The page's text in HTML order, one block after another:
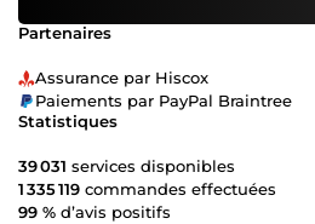
Partenaires
Assurance par Hiscox
Paiements par PayPal Braintree
Statistiques
39 031 services disponibles
1 335 119 commandes effectuées
99 % d’avis positifs